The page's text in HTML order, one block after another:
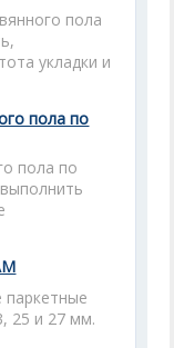
пола
укладки и
пола по
пола по
паркетные
25 и 27 мм.